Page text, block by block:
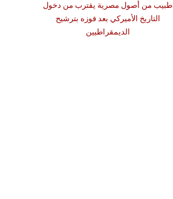
طبيب من أصول مصرية يقترب من دخول
التاريخ الأميركي بعد فوزه بترشيح
الديمقراطيين